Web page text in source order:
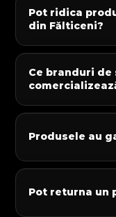
Pot ridica
din Fălticeni?
Ce branduri de
Produsele au
Pot returna un